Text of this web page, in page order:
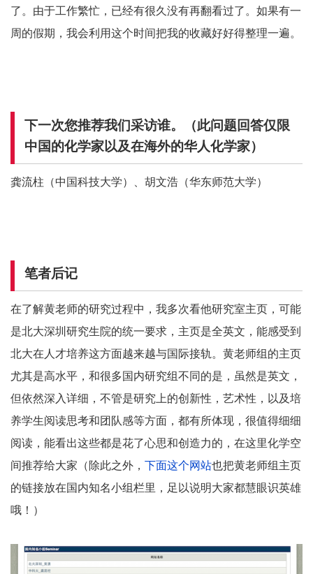
了。由于工作繁忙，已经有很久没有再翻看过了。如果有一
周的假期，我会利用这个时间把我的收藏好好得整理一遍。
下一次您推荐我们采访谁。（此问题回答仅限
中国的化学家以及在海外的华人化学家）
龚流柱（中国科技大学）、胡文浩（华东师范大学）
笔者后记
在了解黄老师的研究过程中，我多次看他研究室主页，可能
是北大深圳研究生院的统一要求，主页是全英文，能感受到
北大在人才培养这方面越来越与国际接轨。黄老师组的主页
尤其是高水平，和很多国内研究组不同的是，虽然是英文，
但依然深入详细，不管是研究上的创新性，艺术性，以及培
养学生阅读思考和团队感等方面，都有所体现，很值得细细
阅读，能看出这些都是花了心思和创造力的，在这里化学空
间推荐给大家（除此之外， 下面这个网站也把黄老师组主页
的链接放在国内知名小组栏里，足以说明大家都慧眼识英雄
哦！）